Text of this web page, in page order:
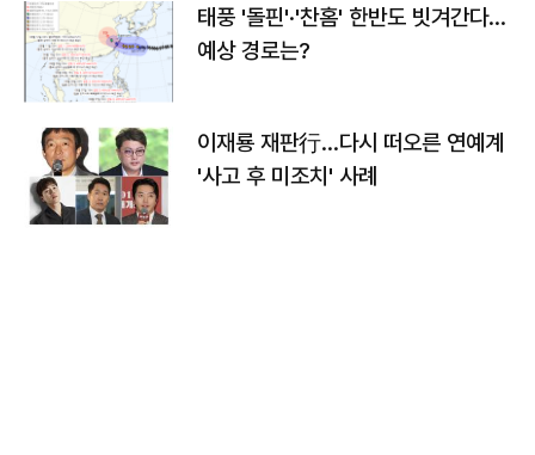
태풍 '돌핀'·'찬홈' 한반도 빗겨간다…
예상 경로는?
이재룡 재판行…다시 떠오른 연예계
'사고 후 미조치' 사례